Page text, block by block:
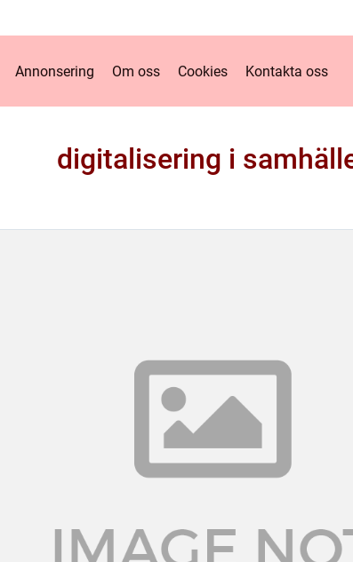
Annonsering Om oss Cookies Kontakta oss
digitalisering i